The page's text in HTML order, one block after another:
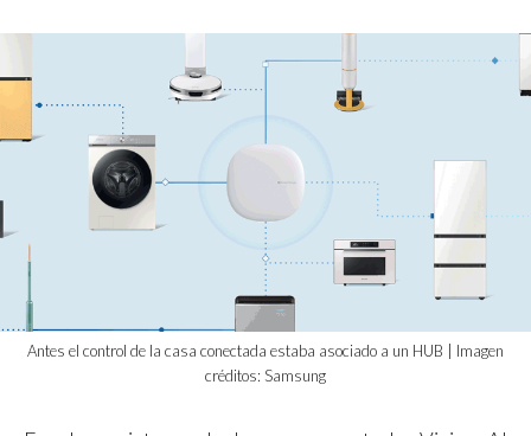
Antes el control de la casa conectada estaba asociado a un HUB | Imagen
créditos: Samsung